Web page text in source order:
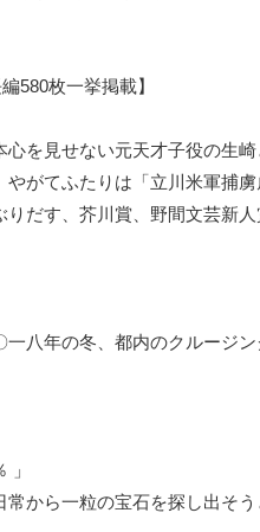
580枚一挙掲載】
心を見せない元天才子役の生
やがてふたりは「立川米軍捕
りだす、芥川賞、野間文芸新
一八年の冬、都内のクルージ
」
常から一粒の宝石を探し出そ